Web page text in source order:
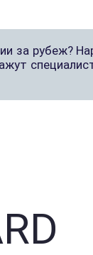
за рубеж?